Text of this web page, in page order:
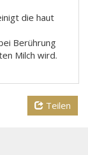
die haut
Berührung
Milch wird.
Teilen